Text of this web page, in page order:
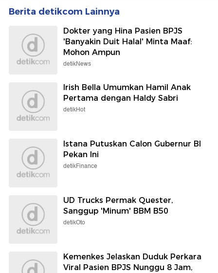
Berita detikcom Lainnya
Dokter yang Hina Pasien BPJS
'Banyakin Duit Halal' Minta Maaf:
Mohon Ampun
detikNews
Irish Bella Umumkan Hamil Anak
Pertama dengan Haldy Sabri
detikHot
Istana Putuskan Calon Gubernur BI
Pekan Ini
detikFinance
UD Trucks Permak Quester,
Sanggup 'Minum' BBM B50
detikOto
Kemenkes Jelaskan Duduk Perkara
Viral Pasien BPJS Nunggu 8 Jam,